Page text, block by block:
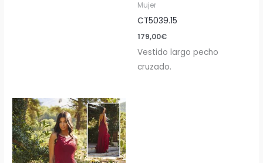
Mujer
CT5039.15
179,00€
Vestido largo pecho
cruzado.